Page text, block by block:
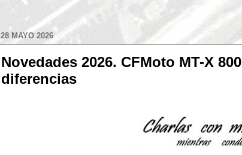
28 MAYO 2026
Novedades 2026. CFMoto MT-X
diferencias